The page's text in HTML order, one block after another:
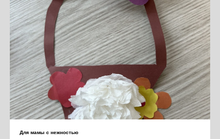
Для мамы с нежностью